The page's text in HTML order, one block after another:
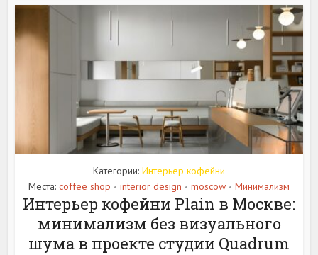
Категории: Интерьер кофейни
Места: coffee shop • interior design • moscow • Минимализм
Интерьер кофейни Plain в Москве:
минимализм без визуального
шума в проекте студии Quadrum